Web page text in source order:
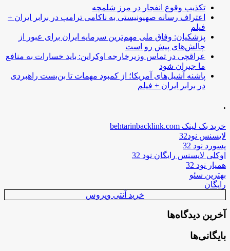
تکذیب وقوع انفجار در مرز شلمچه
اعتراف رسانه صهیونیستی به ناکامی ترامپ در برابر ایران +
فیلم
پزشکیان: وفاق ملی مهم‌ترین سرمایه ایران برای عبور از
چالش‌های پیش رو است
عراقچی در تماس وزیرخارجه اوکراین: باید خسارات به منافع
ما جبران شود
پاشنه آشیل‌های آمریکا؛ از کمبود مهمات تا بن‌بست راهبردی
در برابر ایران + فیلم
.
خرید بک لینک behtarinbacklink.com
لایسنس نود32
پسورد نود 32
اوکلی لایسنس رایگان نود 32
همیار نود 32
بهترین سئو
رایگان
خرید آنتی ویروس
آخرین دیدگاه‌ها
بایگانی‌ها